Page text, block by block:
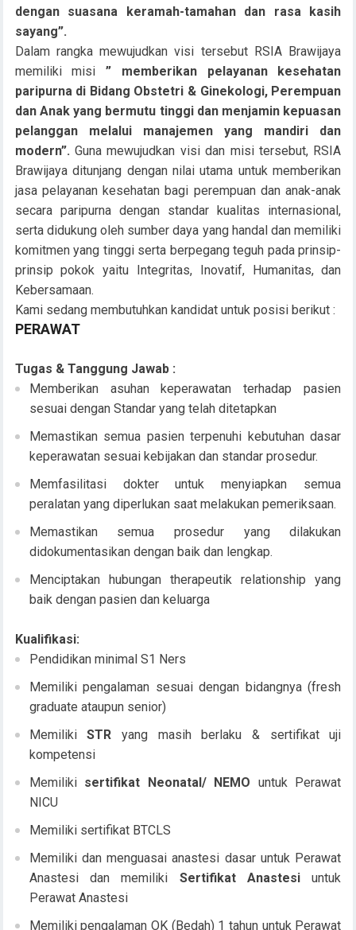
dengan suasana keramah-tamahan dan rasa kasih
sayang”.
Dalam rangka mewujudkan visi tersebut RSIA Brawijaya
memiliki misi” memberikan pelayanan kesehatan
paripurna di Bidang Obstetri & Ginekologi, Perempuan
dan Anak yang bermutu tinggi dan menjamin kepuasan
pelanggan melalui manajemen yang mandiri dan
modern”.Guna mewujudkan visi dan misi tersebut, RSIA
Brawijaya ditunjang dengan nilai utama untuk memberikan
jasa pelayanan kesehatan bagi perempuan dan anak-anak
secara paripurna dengan standar kualitas internasional,
serta didukung oleh sumber daya yang handal dan memiliki
komitmen yang tinggi serta berpegang teguh pada prinsip-
prinsip pokok yaitu Integritas, Inovatif, Humanitas, dan
Kebersamaan.
Kami sedang membutuhkan kandidat untuk posisi berikut :
PERAWAT
Tugas & Tanggung Jawab :
Memberikan asuhan keperawatan terhadap pasien
sesuai dengan Standar yang telah ditetapkan
Memastikan semua pasien terpenuhi kebutuhan dasar
keperawatan sesuai kebijakan dan standar prosedur.
Memfasilitasi dokter untuk menyiapkan semua
peralatan yang diperlukan saat melakukan pemeriksaan.
Memastikan semua prosedur yang dilakukan
didokumentasikan dengan baik dan lengkap.
Menciptakan hubungan therapeutik relationship yang
baik dengan pasien dan keluarga
Kualifikasi:
Pendidikan minimal S1 Ners
Memiliki pengalaman sesuai dengan bidangnya (fresh
graduate ataupun senior)
MemilikiSTR yang masih berlaku & sertifikat uji
kompetensi
Memiliki sertifikat Neonatal/ NEMO untuk Perawat
NICU
Memiliki sertifikat BTCLS
Memiliki dan menguasai anastesi dasar untuk Perawat
Anastesi dan memiliki Sertifikat Anastesiuntuk
Perawat Anastesi
Memiliki pengalaman OK (Bedah) 1 tahun untuk Perawat